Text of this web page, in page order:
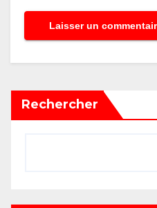
Rechercher